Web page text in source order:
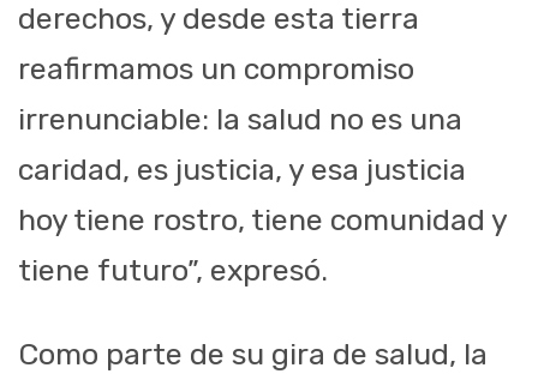
derechos, y desde esta tierra
reafirmamos un compromiso
irrenunciable: la salud no es una
caridad, es justicia, y esa justicia
hoy tiene rostro, tiene comunidad y
tiene futuro”, expresó.
Como parte de su gira de salud, la